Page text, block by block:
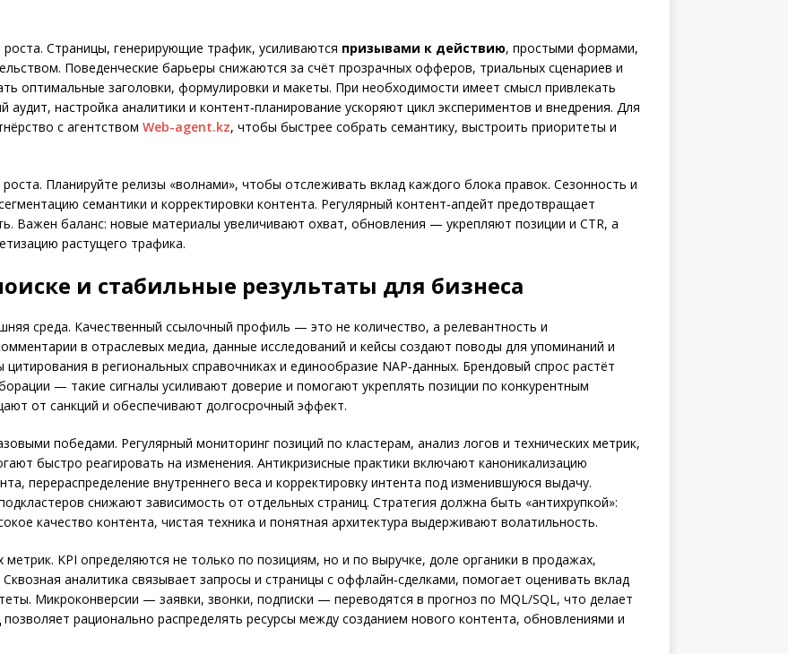
Страницы, генерирующие трафик, усиливаются призывами к действию, простыми формами,
Поведенческие барьеры снижаются за счёт прозрачных офферов, триальных сценариев и
оптимальные заголовки, формулировки и макеты. При необходимости имеет смысл привлекать
аудит, настройка аналитики и контент‑планирование ускоряют цикл экспериментов и внедрения. Для
с агентством Web-agent.kz, чтобы быстрее собрать семантику, выстроить приоритеты и
Планируйте релизы «волнами», чтобы отслеживать вклад каждого блока правок. Сезонность и
семантики и корректировки контента. Регулярный контент‑апдейт предотвращает
Важен баланс: новые материалы увеличивают охват, обновления — укрепляют позиции и CTR, а
растущего трафика.
и стабильные результаты для бизнеса
среда. Качественный ссылочный профиль — это не количество, а релевантность и
в отраслевых медиа, данные исследований и кейсы создают поводы для упоминаний и
в региональных справочниках и единообразие NAP‑данных. Брендовый спрос растёт
— такие сигналы усиливают доверие и помогают укреплять позиции по конкурентным
от санкций и обеспечивают долгосрочный эффект.
победами. Регулярный мониторинг позиций по кластерам, анализ логов и технических метрик,
быстро реагировать на изменения. Антикризисные практики включают каноникализацию
перераспределение внутреннего веса и корректировку интента под изменившуюся выдачу.
снижают зависимость от отдельных страниц. Стратегия должна быть «антихрупкой»:
качество контента, чистая техника и понятная архитектура выдерживают волатильность.
KPI определяются не только по позициям, но и по выручке, доле органики в продажах,
аналитика связывает запросы и страницы с оффлайн‑сделками, помогает оценивать вклад
Микроконверсии — заявки, звонки, подписки — переводятся в прогноз по MQL/SQL, что делает
рационально распределять ресурсы между созданием нового контента, обновлениями и